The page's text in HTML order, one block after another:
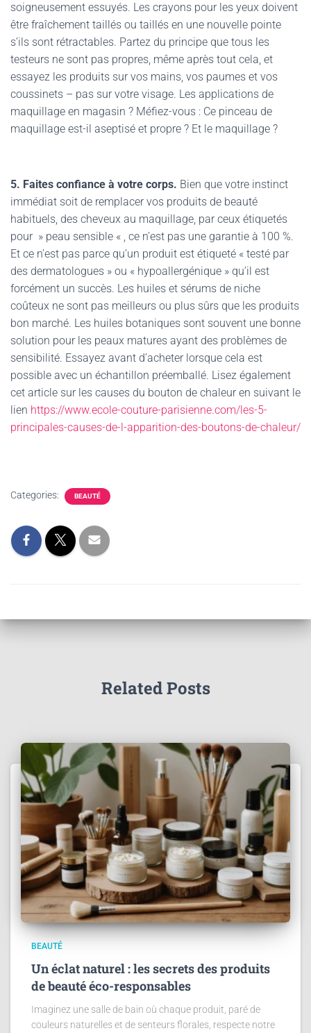
soigneusement essuyés. Les crayons pour les yeux doivent
être fraîchement taillés ou taillés en une nouvelle pointe
s’ils sont rétractables. Partez du principe que tous les
testeurs ne sont pas propres, même après tout cela, et
essayez les produits sur vos mains, vos paumes et vos
coussinets – pas sur votre visage. Les applications de
maquillage en magasin ? Méfiez-vous : Ce pinceau de
maquillage est-il aseptisé et propre ? Et le maquillage ?
5. Faites confiance à votre corps. Bien que votre instinct
immédiat soit de remplacer vos produits de beauté
habituels, des cheveux au maquillage, par ceux étiquetés
pour » peau sensible « , ce n’est pas une garantie à 100 %.
Et ce n’est pas parce qu’un produit est étiqueté « testé par
des dermatologues » ou « hypoallergénique » qu’il est
forcément un succès. Les huiles et sérums de niche
coûteux ne sont pas meilleurs ou plus sûrs que les produits
bon marché. Les huiles botaniques sont souvent une bonne
solution pour les peaux matures ayant des problèmes de
sensibilité. Essayez avant d’acheter lorsque cela est
possible avec un échantillon préemballé. Lisez également
cet article sur les causes du bouton de chaleur en suivant le
lien https://www.ecole-couture-parisienne.com/les-5-
principales-causes-de-l-apparition-des-boutons-de-chaleur/
Categories: BEAUTÉ
Related Posts
BEAUTÉ
Un éclat naturel : les secrets des produits
de beauté éco-responsables
Imaginez une salle de bain où chaque produit, paré de
couleurs naturelles et de senteurs florales, respecte notre